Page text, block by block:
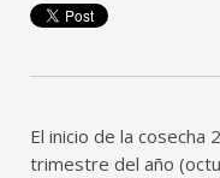
El inicio de la cosecha
trimestre del año